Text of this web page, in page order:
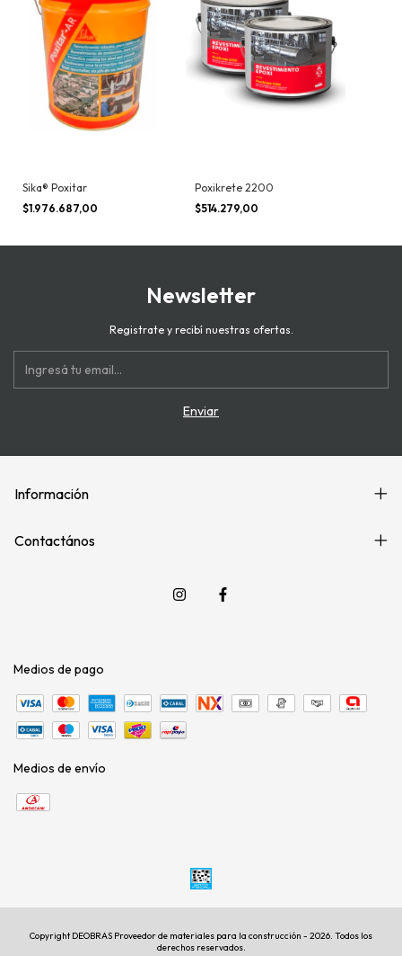
Sika® Poxitar
$1.976.687,00
Poxikrete 2200
$514.279,00
Newsletter
Registrate y recibí nuestras ofertas.
Información
Contactános
Medios de pago
Medios de envío
Copyright DEOBRAS Proveedor de materiales para la construcción - 2026. Todos los
derechos reservados.